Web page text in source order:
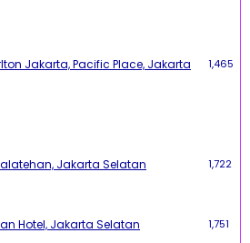
Jakarta, Pacific Place, Jakarta
1,465
Jakarta Selatan 1,722
Hotel, Jakarta Selatan 1,751